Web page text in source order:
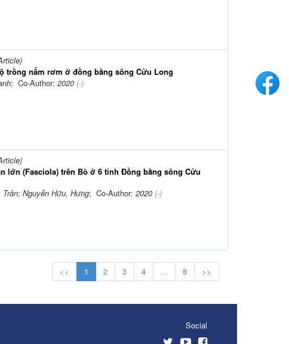
trồng nấm rơm ở đồng bằng sông Cửu Long
; Co-Author: 2020(-)
lớn (Fasciola) trên Bò ở 6 tỉnh Đồng bằng sông Cửu
Nguyễn Hữu, Hưng; Co-Author: 2020(-)
<< 1 2 3 4 ... 8 >>
Social